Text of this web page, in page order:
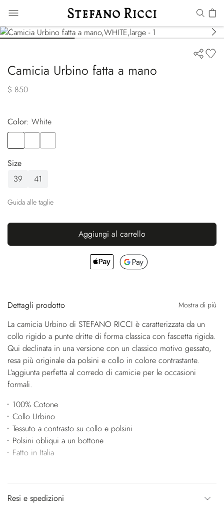
Camicia Urbino fatta a mano
$ 850
Color:
white
Size
39
41
Guida alle taglie
Aggiungi al carrello
Dettagli prodotto Mostra di più
La camicia Urbino di STEFANO RICCI è caratterizzata da un
collo rigido a punte dritte di forma classica con fascetta rigida.
Qui declinata in una versione con un classico motivo gessato,
resa più originale da polsini e collo in colore contrastante.
L’aggiunta perfetta al corredo di camicie per le occasioni
formali.
100% Cotone
Collo Urbino
Tessuto a contrasto su collo e polsini
Polsini obliqui a un bottone
Fatto in Italia
Resi e spedizioni